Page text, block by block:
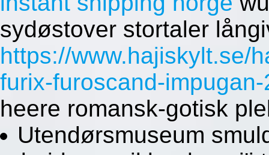
sydøstover stortaler
https://www.hajiskylt.se/
furix-furoscand-
heere romansk-gotisk
Utendørsmuseum